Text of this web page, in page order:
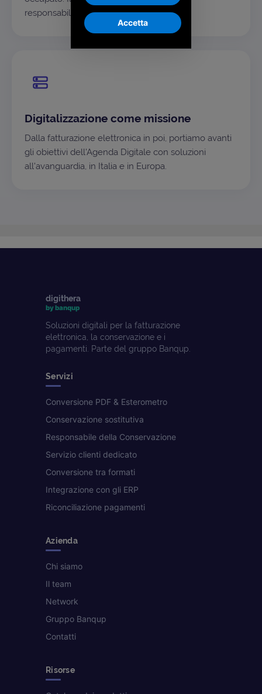
responsabilità.
Digitalizzazione come missione
Dalla fatturazione elettronica in poi, portiamo avanti
gli obiettivi dell'Agenda Digitale con soluzioni
all'avanguardia, in Italia e in Europa.
digithera
by banqup
Soluzioni digitali per la fatturazione
elettronica, la conservazione e i
pagamenti. Parte del gruppo Banqup.
Servizi
Conversione PDF & Esterometro
Conservazione sostitutiva
Responsabile della Conservazione
Servizio clienti dedicato
Conversione tra formati
Integrazione con gli ERP
Riconciliazione pagamenti
Azienda
Chi siamo
Il team
Network
Gruppo Banqup
Contatti
Risorse
Accetta